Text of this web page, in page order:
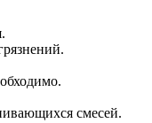
смесей.